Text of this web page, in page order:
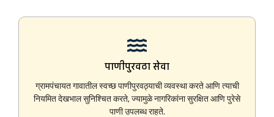
पाणीपुरवठा सेवा
ग्रामपंचायत गावातील स्वच्छ पाणीपुरवठ्याची व्यवस्था करते आणि त्याची
नियमित देखभाल सुनिश्चित करते, ज्यामुळे नागरिकांना सुरक्षित आणि पुरेसे
पाणी उपलब्ध राहते.